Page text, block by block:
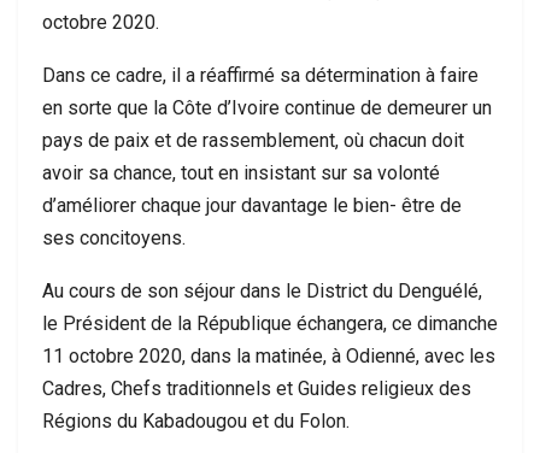
octobre 2020.
Dans ce cadre, il a réaffirmé sa détermination à faire
en sorte que la Côte d’Ivoire continue de demeurer un
pays de paix et de rassemblement, où chacun doit
avoir sa chance, tout en insistant sur sa volonté
d’améliorer chaque jour davantage le bien- être de
ses concitoyens.
Au cours de son séjour dans le District du Denguélé,
le Président de la République échangera, ce dimanche
11 octobre 2020, dans la matinée, à Odienné, avec les
Cadres, Chefs traditionnels et Guides religieux des
Régions du Kabadougou et du Folon.